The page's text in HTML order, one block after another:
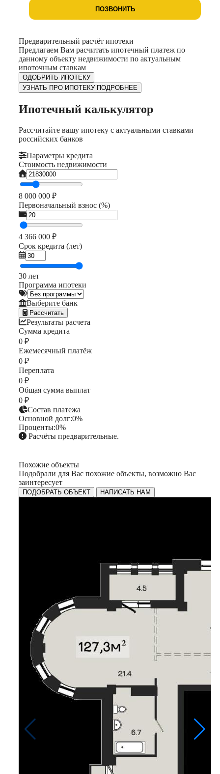
и комфортный крытый паркинг на 140 машино-мест для
жильцов. Стильный дизайн Архитекторы разработали
внутри подъезда и снаружи во дворе. Помимо этого,
вход расположен на уровне земли, а лифтовой холл по-
настоящему просторный.
ПОЗВОНИТЬ
Предварительный расчёт ипотеки
Предлагаем Вам расчитать ипотечный платеж по
данному объекту недвижимости по актуальным
ипоточным ставкам
ОДОБРИТЬ ИПОТЕКУ
УЗНАТЬ ПРО ИПОТЕКУ ПОДРОБНЕЕ
Ипотечный калькулятор
Рассчитайте вашу ипотеку с актуальными ставками
российских банков
Параметры кредита
Стоимость недвижимости
8 000 000 ₽
Первоначальный взнос (%)
4 366 000 ₽
Срок кредита (лет)
30 лет
Программа ипотеки
Выберите банк
Рассчитать
Результаты расчета
Сумма кредита
0 ₽
Ежемесячный платёж
0 ₽
Переплата
0 ₽
Общая сумма выплат
0 ₽
Состав платежа
Основной долг:0%
Проценты:0%
Расчёты предварительные.
Похожие объекты
Подобрали для Вас похожие объекты, возможно Вас
заинтересует
ПОДОБРАТЬ ОБЪЕКТ НАПИСАТЬ НАМ